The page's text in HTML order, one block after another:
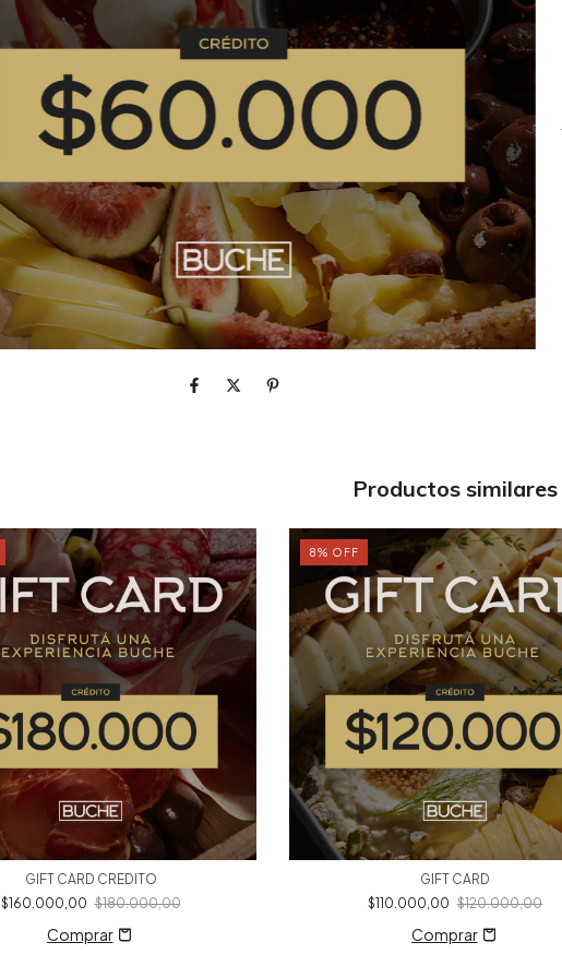
Productos similares
GIFT CARD CREDITO
$160.000,00 $180.000,00
8% OFF
GIFT CARD
$110.000,00 $120.000,00